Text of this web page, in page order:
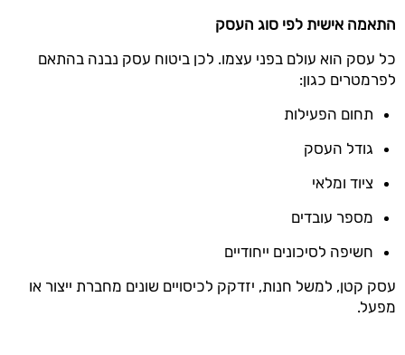
התאמה אישית לפי סוג העסק
כל עסק הוא עולם בפני עצמו. לכן ביטוח עסק נבנה בהתאם
לפרמטרים כגון:
תחום הפעילות
גודל העסק
ציוד ומלאי
מספר עובדים
חשיפה לסיכונים ייחודיים
עסק קטן, למשל חנות, יזדקק לכיסויים שונים מחברת ייצור או
מפעל.